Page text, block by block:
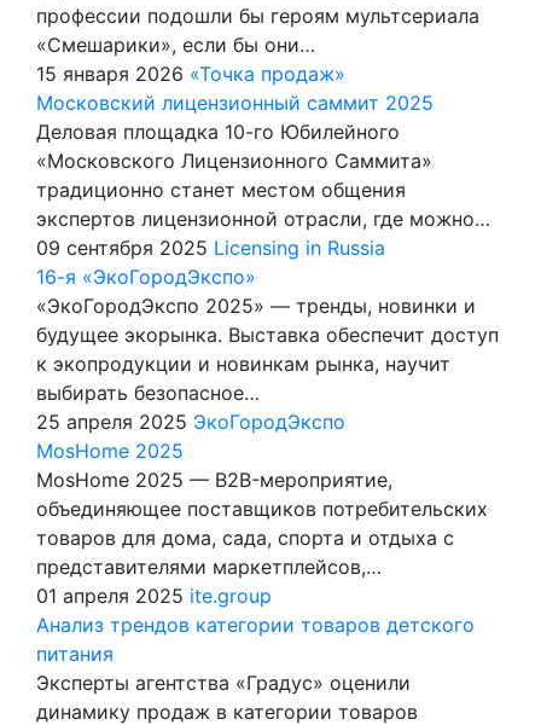
профессии подошли бы героям мультсериала
«Смешарики», если бы они…
15 января 2026 «Точка продаж»
Московский лицензионный саммит 2025
Деловая площадка 10-го Юбилейного
«Московского Лицензионного Саммита»
традиционно станет местом общения
экспертов лицензионной отрасли, где можно…
09 сентября 2025 Licensing in Russia
16-я «ЭкоГородЭкспо»
«ЭкоГородЭкспо 2025» — тренды, новинки и
будущее экорынка. Выставка обеспечит доступ
к экопродукции и новинкам рынка, научит
выбирать безопасное…
25 апреля 2025 ЭкоГородЭкспо
MosHome 2025
MosHome 2025 — B2B-мероприятие,
объединяющее поставщиков потребительских
товаров для дома, сада, спорта и отдыха с
представителями маркетплейсов,…
01 апреля 2025 ite.group
Анализ трендов категории товаров детского
питания
Эксперты агентства «Градус» оценили
динамику продаж в категории товаров